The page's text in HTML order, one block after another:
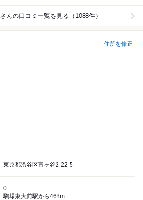
さんの口コミ一覧を見る（1088件）
住所を修正
東京都渋谷区富ヶ谷2-22-5
0
駒場東大前駅から468m